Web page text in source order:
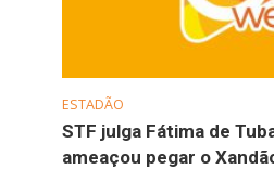
ESTADÃO
STF julga Fátima de
ameaçou pegar o